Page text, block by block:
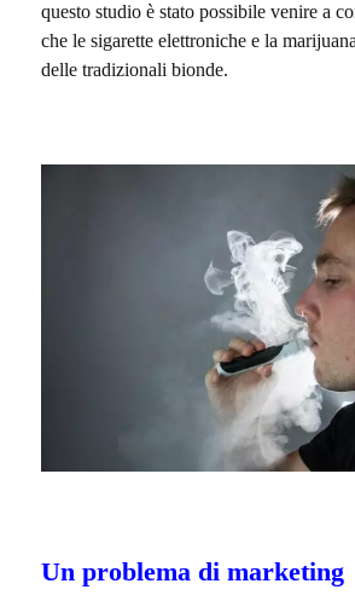
questo studio è stato possibile venire a
che le sigarette elettroniche e la
delle tradizionali bionde.
Un problema di marketing